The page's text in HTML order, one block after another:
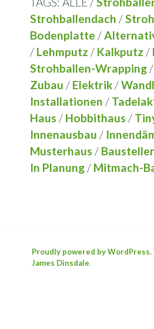
Strohballendach /
Bodenplatte /
/ Lehmputz / Kalkputz /
Strohballen-Wrapping
Zubau / Elektrik /
Installationen /
Haus / Hobbithaus /
Innenausbau /
Musterhaus /
In Planung / Mitmach-
Proudly powered by WordPress.
James Dinsdale.